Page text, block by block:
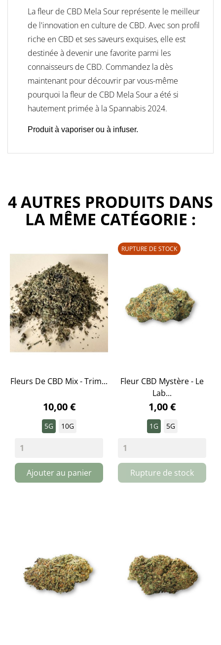
La fleur de CBD Mela Sour représente le meilleur
de l'innovation en culture de CBD. Avec son profil
riche en CBD et ses saveurs exquises, elle est
destinée à devenir une favorite parmi les
connaisseurs de CBD. Commandez la dès
maintenant pour découvrir par vous-même
pourquoi la fleur de CBD Mela Sour a été si
hautement primée à la Spannabis 2024.
Produit à vaporiser ou à infuser.
4 AUTRES PRODUITS DANS
LA MÊME CATÉGORIE :
Fleurs De CBD Mix - Trim...
10,00 €
5G 10G
Ajouter au panier
Fleur CBD Mystère - Le
Lab...
1,00 €
1G 5G
Rupture de stock
RUPTURE DE STOCK